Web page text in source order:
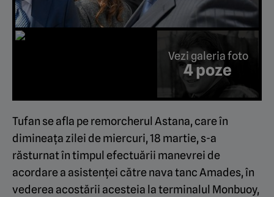
Vezi galeria foto
4 poze
Tufan se afla pe remorcherul Astana, care în
dimineața zilei de miercuri, 18 martie, s-a
răsturnat în timpul efectuării manevrei de
acordare a asistenței către nava tanc Amades, în
vederea acostării acesteia la terminalul Monbuoy,